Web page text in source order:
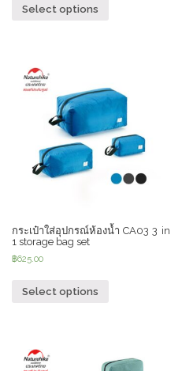
Select options
กระเป๋าใส่อุปกรณ์ห้องน้ำ CA03 3 in
1 storage bag set
฿625.00
Select options